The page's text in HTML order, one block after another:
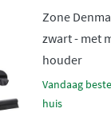
Zone
zwart - met
houder
vandaag besteld, dinsdag in
huis